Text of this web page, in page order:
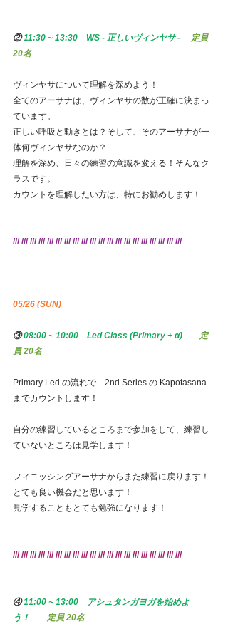
② 11:30 ~ 13:30　WS - 正しいヴィンヤサ -
定員
20名
ヴィンヤサについて理解を深めよう！
全てのアーサナは、ヴィンヤサの数が正確に決まっ
ています。
正しい呼吸と動きとは？そして、そのアーサナが一
体何ヴィンヤサなのか？
理解を深め、日々の練習の意識を変える！そんなク
ラスです。
カウントを理解したい方は、特にお勧めします！
/// /// /// /// /// /// /// /// /// /// /// /// /// /// /// /// /// /// /// ///
05/26 (SUN)
③ 08:00 ~ 10:00　Led Class (Primary + α)
定
員 20名
Primary Led の流れで... 2nd Series の Kapotasana
までカウントします！
自分の練習しているところまで参加をして、練習し
ていないところは見学します！
フィニッシングアーサナからまた練習に戻ります！
とても良い機会だと思います！
見学することもとても勉強になります！
/// /// /// /// /// /// /// /// /// /// /// /// /// /// /// /// /// /// /// ///
④ 11:00 ~ 13:00　アシュタンガヨガを始めよ
う！
定員 20名